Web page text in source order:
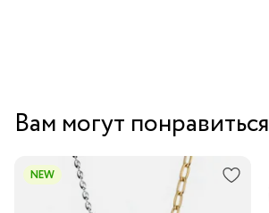
Вам могут понравиться
NEW